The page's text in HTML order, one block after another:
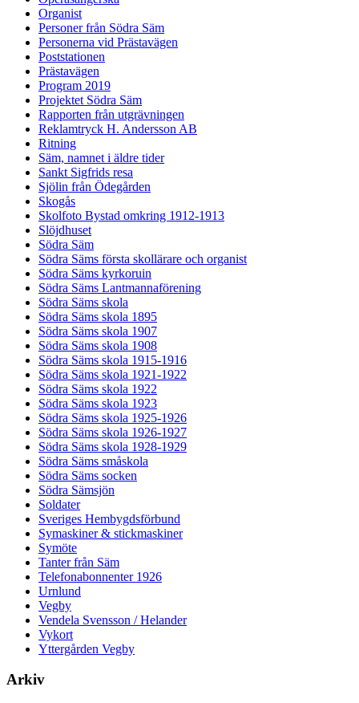
Organist
Personer från Södra Säm
Personerna vid Prästavägen
Poststationen
Prästavägen
Program 2019
Projektet Södra Säm
Rapporten från utgrävningen
Reklamtryck H. Andersson AB
Ritning
Säm, namnet i äldre tider
Sankt Sigfrids resa
Sjölin från Ödegården
Skogås
Skolfoto Bystad omkring 1912-1913
Slöjdhuset
Södra Säm
Södra Säms första skollärare och organist
Södra Säms kyrkoruin
Södra Säms Lantmannaförening
Södra Säms skola
Södra Säms skola 1895
Södra Säms skola 1907
Södra Säms skola 1908
Södra Säms skola 1915-1916
Södra Säms skola 1921-1922
Södra Säms skola 1922
Södra Säms skola 1923
Södra Säms skola 1925-1926
Södra Säms skola 1926-1927
Södra Säms skola 1928-1929
Södra Säms småskola
Södra Säms socken
Södra Sämsjön
Soldater
Sveriges Hembygdsförbund
Symaskiner & stickmaskiner
Symöte
Tanter från Säm
Telefonabonnenter 1926
Urnlund
Vegby
Vendela Svensson / Helander
Vykort
Yttergården Vegby
Arkiv